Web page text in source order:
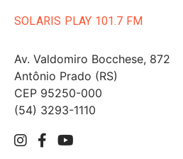
SOLARIS PLAY 101.7 FM
Av. Valdomiro Bocchese, 872
Antônio Prado (RS)
CEP 95250-000
(54) 3293-1110